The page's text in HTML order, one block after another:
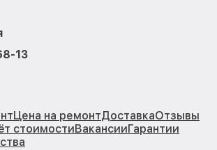
13
Цена на ремонтДоставкаОтзывы
стоимостиВакансииГарантии